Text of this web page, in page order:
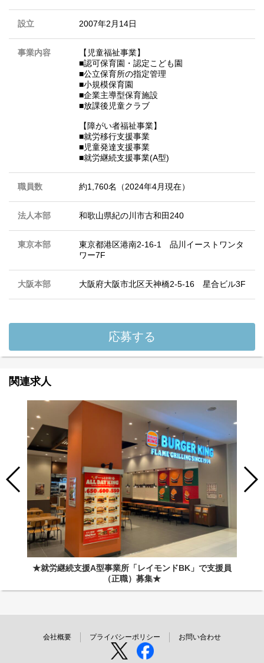
設立 2007年2月14日
事業内容
【児童福祉事業】
■認可保育園・認定こども園
■公立保育所の指定管理
■小規模保育園
■企業主導型保育施設
■放課後児童クラブ
【障がい者福祉事業】
■就労移行支援事業
■児童発達支援事業
■就労継続支援事業(A型)
職員数 約1,760名（2024年4月現在）
法人本部 和歌山県紀の川市古和田240
東京本部
東京都港区港南2-16-1 品川イーストワンタ
ワー7F
大阪本部 大阪府大阪市北区天神橋2-5-16 星合ビル3F
応募する
関連求人
★就労継続支援A型事業所「レイモンドBK」で支援員
（正職）募集★
会社概要 プライバシーポリシー お問い合わせ